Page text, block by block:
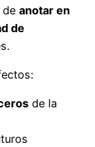
de anotar en
de
de la